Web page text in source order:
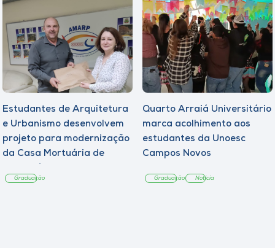
Estudantes de Arquitetura
e Urbanismo desenvolvem
projeto para modernização
da Casa Mortuária de
Graduação
Quarto Arraiá Universitário
marca acolhimento aos
estudantes da Unoesc
Campos Novos
Graduação Notícia